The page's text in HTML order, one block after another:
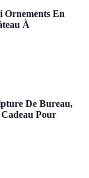
Ornements En
À
De Bureau,
Pour